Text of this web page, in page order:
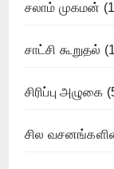
சலாம் முகமன்
சாட்சி கூறுதல்
சிரிப்பு அழுகை
சில